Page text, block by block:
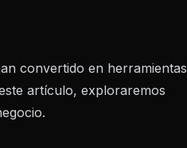
convertido en herramientas
artículo, exploraremos